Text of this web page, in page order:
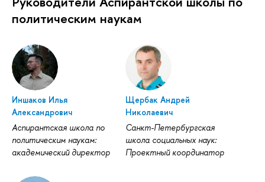
политическим наукам
Иншаков Илья
Александрович
Аспирантская школа по
политическим наукам:
академический директор
Щербак Андрей
Николаевич
Санкт-Петербургская
школа социальных наук:
Проектный координатор